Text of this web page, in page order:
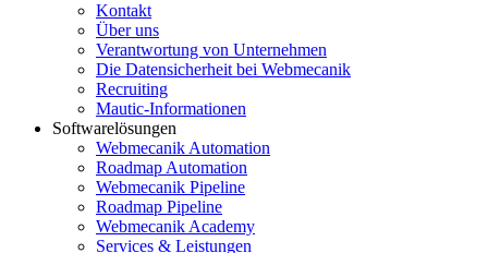
Kontakt
Über uns
Verantwortung von Unternehmen
Die Datensicherheit bei Webmecanik
Recruiting
Mautic-Informationen
Softwarelösungen
Webmecanik Automation
Roadmap Automation
Webmecanik Pipeline
Roadmap Pipeline
Webmecanik Academy
Services & Leistungen